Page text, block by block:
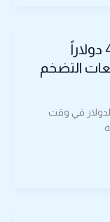
تراجع أسعار الذهب إلى 4082.95 دولاراً
التضخم
في وقت